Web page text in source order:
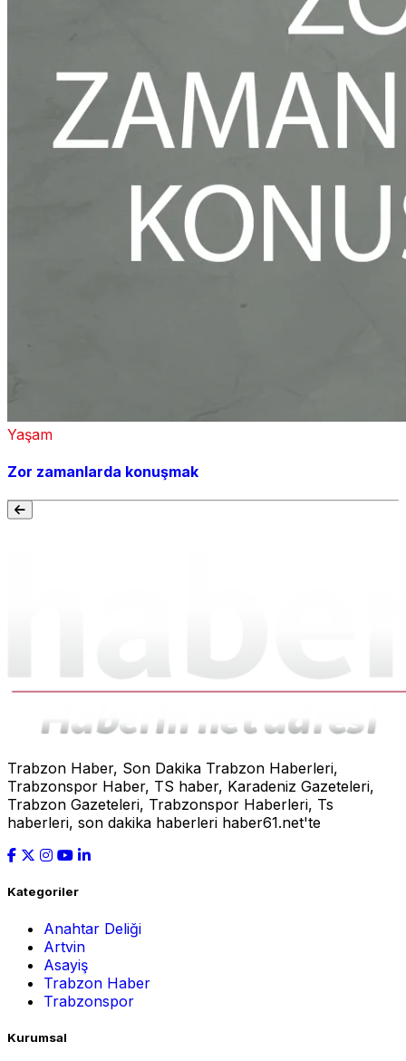
Yaşam
Zor zamanlarda konuşmak
Trabzon Haber, Son Dakika Trabzon Haberleri,
Trabzonspor Haber, TS haber, Karadeniz Gazeteleri,
Trabzon Gazeteleri, Trabzonspor Haberleri, Ts
haberleri, son dakika haberleri haber61.net'te
Kategoriler
Anahtar Deliği
Artvin
Asayiş
Trabzon Haber
Trabzonspor
Kurumsal